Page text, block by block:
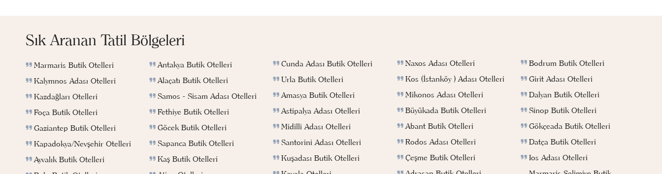
Sık Aranan Tatil Bölgeleri
Marmaris Butik Otelleri
Kalymnos Adası Otelleri
Kazdağları Otelleri
Foça Butik Otelleri
Gaziantep Butik Otelleri
Kapadokya/Nevşehir Otelleri
Ayvalık Butik Otelleri
Antakya Butik Otelleri
Alaçatı Butik Otelleri
Samos - Sisam Adası Otelleri
Fethiye Butik Otelleri
Göcek Butik Otelleri
Sapanca Butik Otelleri
Kaş Butik Otelleri
Cunda Adası Butik Otelleri
Urla Butik Otelleri
Amasya Butik Otelleri
Astipalya Adası Otelleri
Midilli Adası Otelleri
Santorini Adası Otelleri
Kuşadası Butik Otelleri
Naxos Adası Otelleri
Kos (İstanköy ) Adası Otelleri
Mikonos Adası Otelleri
Büyükada Butik Otelleri
Abant Butik Otelleri
Rodos Adası Otelleri
Çeşme Butik Otelleri
Bodrum Butik Otelleri
Girit Adası Otelleri
Dalyan Butik Otelleri
Sinop Butik Otelleri
Gökçeada Butik Otelleri
Datça Butik Otelleri
Ios Adası Otelleri